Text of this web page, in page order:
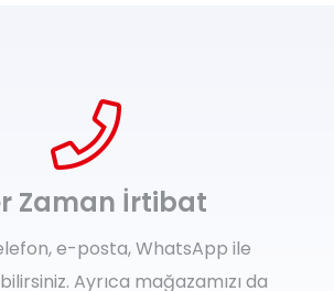
Zaman İrtibat
e-posta, WhatsApp ile
Ayrıca mağazamızı da